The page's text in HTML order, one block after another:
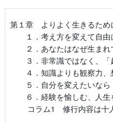
第１章 よりよく生きるため
１．考え方を変えて自由
２．あなたはなぜ生まれ
３．非常識ではなく、「
４．知識よりも観察力、
５．自分を変えたいなら
６．経験を愉しむ、人生
コラム1 修行内容は十